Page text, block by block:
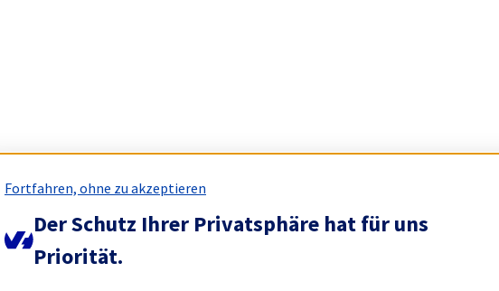
Fortfahren, ohne zu akzeptieren
Der Schutz Ihrer Privatsphäre hat für uns
Priorität.